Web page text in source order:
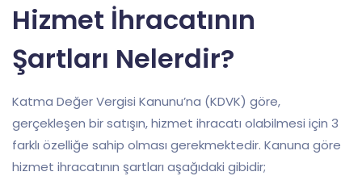
Hizmet İhracatının
Şartları Nelerdir?
Katma Değer Vergisi Kanunu’na (KDVK) göre,
gerçekleşen bir satışın, hizmet ihracatı olabilmesi için 3
farklı özelliğe sahip olması gerekmektedir. Kanuna göre
hizmet ihracatının şartları aşağıdaki gibidir;